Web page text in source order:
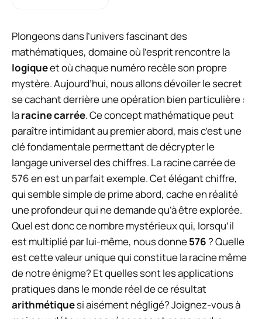
Plongeons dans l’univers fascinant des
mathématiques, domaine où l’esprit rencontre la
logiqueet où chaque numéro recèle son propre
mystère. Aujourd’hui, nous allons dévoiler le secret
se cachant derrière une opération bien particulière :
laracine carrée. Ce concept mathématique peut
paraître intimidant au premier abord, mais c’est une
clé fondamentale permettant de décrypter le
langage universel des chiffres. La racine carrée de
576 en est un parfait exemple. Cet élégant chiffre,
qui semble simple de prime abord, cache en réalité
une profondeur qui ne demande qu’à être explorée.
Quel est donc ce nombre mystérieux qui, lorsqu’il
est multiplié par lui-même, nous donne576 ? Quelle
est cette valeur unique qui constitue la racine même
de notre énigme? Et quelles sont les applications
pratiques dans le monde réel de ce résultat
arithmétiquesi aisément négligé? Joignez-vous à